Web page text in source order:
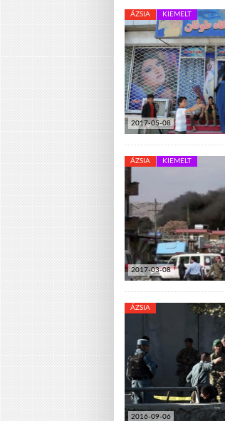
2017-05-08
ÁZSIA KIEMELT
2017-03-08
ÁZSIA KIEMELT
2016-09-06
ÁZSIA